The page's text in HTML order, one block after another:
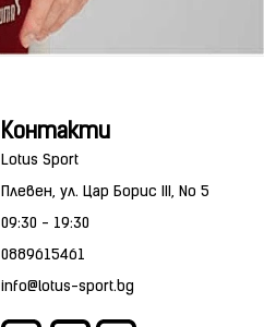
Контакти
Lotus Sport
Плевен, ул. Цар Борис III, No 5
09:30 - 19:30
0889615461
info@lotus-sport.bg